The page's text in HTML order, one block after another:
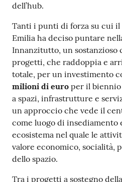
dell’hub.
Tanti i punti di forza su cui il
Emilia ha deciso puntare
Innanzitutto, un sostanzioso
progetti, che raddoppia e
totale, per un investimento
milioni di euro per il biennio
a spazi, infrastrutture e
un approccio che vede il
come luogo di insediamento
ecosistema nel quale le
valore economico, socialità,
dello spazio.
Tra i progetti a sostegno